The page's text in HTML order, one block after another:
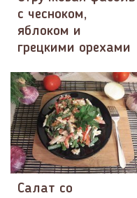
с чесноком,
яблоком и
грецкими орехами
Салат со